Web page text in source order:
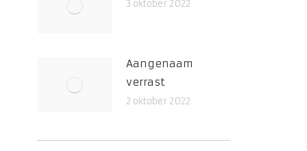
3 oktober 2022
Aangenaam
verrast
2 oktober 2022